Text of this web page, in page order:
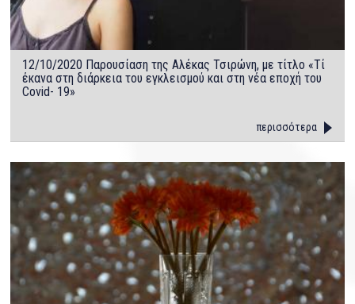
12/10/2020 Παρουσίαση της Αλέκας Τσιρώνη, με τίτλο «Τί
έκανα στη διάρκεια του εγκλεισμού και στη νέα εποχή του
Covid- 19»
περισσότερα